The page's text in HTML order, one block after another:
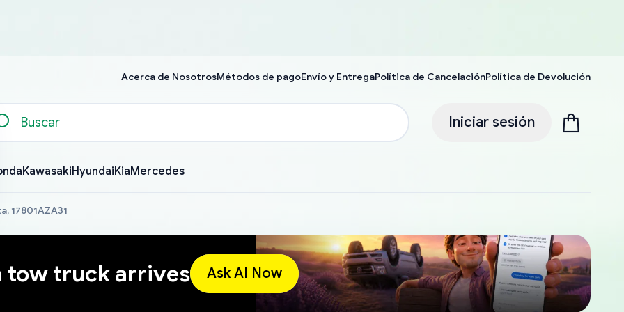
Acerca de NosotrosMétodos de pagoEnvío y EntregaPolítica de CancelaciónPolítica de Devolución
Iniciar sesión
KawasakiHyundaiKiaMercedes
17801AZA31
tow truck arrives Ask AI Now